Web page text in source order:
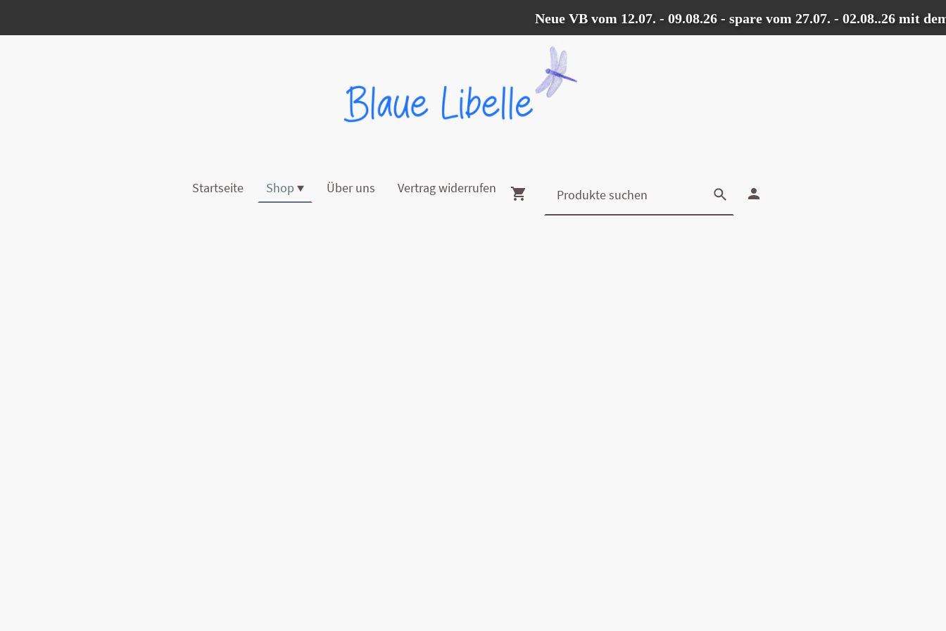
Neue VB vom 12.07. - 09.08.26 - spare vom 27.07. - 02.08..26 mit
Startseite Shop Über uns Vertrag widerrufen